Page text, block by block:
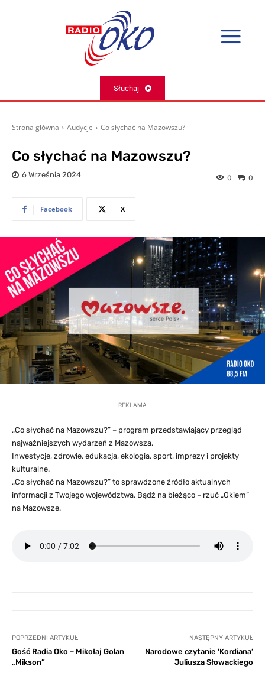
Słuchaj
Strona główna Audycje Co słychać na Mazowszu?
Co słychać na Mazowszu?
6 Września 2024 0
0
Facebook X
REKLAMA
„Co słychać na Mazowszu?” – program przedstawiający przegląd
najważniejszych wydarzeń z Mazowsza.
Inwestycje, zdrowie, edukacja, ekologia, sport, imprezy i projekty
kulturalne.
„Co słychać na Mazowszu?” to sprawdzone źródło aktualnych
informacji z Twojego województwa. Bądź na bieżąco – rzuć „Okiem”
na Mazowsze.
POPRZEDNI ARTYKUŁ
Gość Radia Oko – Mikołaj Golan
„Mikson”
NASTĘPNY ARTYKUŁ
Narodowe czytanie 'Kordiana’
Juliusza Słowackiego